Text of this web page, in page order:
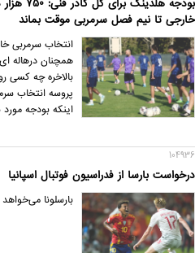
بودجه
خارجی تا نیم فصل سرمربی موقت بماند
انتخاب سرمربی
همچنان درهاله
بالاخره چه کسی
پروسه انتخاب
اینکه بودجه
8هفته از
صرف کادرفنی
دلار می شود.
104936
درخواست بارسا از فدراسیون فوتبال اسپانیا
بارسلونا